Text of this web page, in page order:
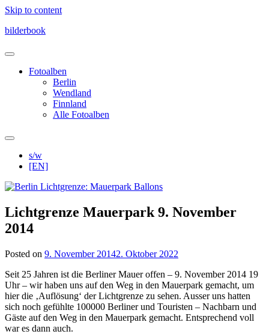
Skip to content
bilderbook
Fotoalben
Berlin
Wendland
Finnland
Alle Fotoalben
s/w
[EN]
Lichtgrenze Mauerpark 9. November
2014
Posted on 9. November 20142. Oktober 2022
Seit 25 Jahren ist die Berliner Mauer offen – 9. November 2014 19
Uhr – wir haben uns auf den Weg in den Mauerpark gemacht, um
hier die ‚Auflösung‘ der Lichtgrenze zu sehen. Ausser uns hatten
sich noch gefühlte 100000 Berliner und Touristen – Nachbarn und
Gäste auf den Weg in den Mauerpark gemacht. Entsprechend voll
war es dann auch.